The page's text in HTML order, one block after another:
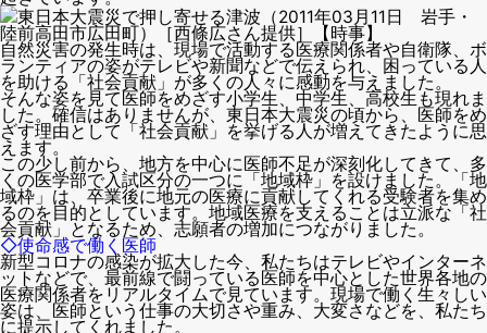
東日本大震災で押し寄せる津波（2011年03月11日 岩手・
陸前高田市広田町）［西條広さん提供］【時事】
自然災害の発生時は、現場で活動する医療関係者や自衛隊、ボ
ランティアの姿がテレビや新聞などで伝えられ、困っている人
を助ける「社会貢献」が多くの人々に感動を与えました。
そんな姿を見て医師をめざす小学生、中学生、高校生も現れま
した。確信はありませんが、東日本大震災の頃から、医師をめ
ざす理由として「社会貢献」を挙げる人が増えてきたように思
えます。
この少し前から、地方を中心に医師不足が深刻化してきて、多
くの医学部で入試区分の一つに「地域枠」を設けました。「地
域枠」は、卒業後に地元の医療に貢献してくれる受験者を集め
るのを目的としています。地域医療を支えることは立派な「社
会貢献」となるため、志願者の増加につながりました。
◇使命感で働く医師
新型コロナの感染が拡大した今、私たちはテレビやインターネ
ットなどで、最前線で闘っている医師を中心とした世界各地の
医療関係者をリアルタイムで見ています。現場で働く生々しい
姿は、医師という仕事の大切さや重み、大変さなどを、私たち
に提示してくれました。